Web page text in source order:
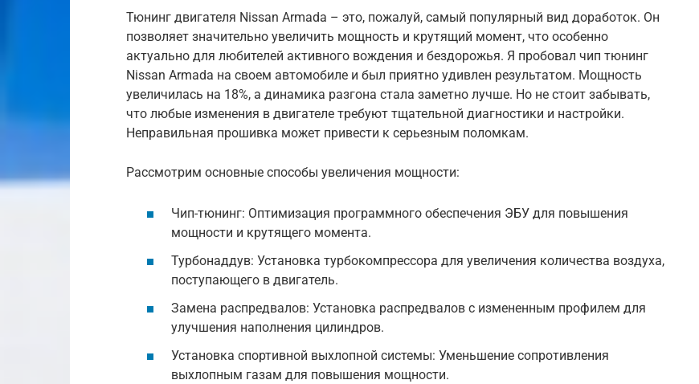
Тюнинг двигателя Nissan Armada – это, пожалуй, самый популярный вид доработок. Он
позволяет значительно увеличить мощность и крутящий момент, что особенно
актуально для любителей активного вождения и бездорожья. Я пробовал чип тюнинг
Nissan Armada на своем автомобиле и был приятно удивлен результатом. Мощность
увеличилась на 18%, а динамика разгона стала заметно лучше. Но не стоит забывать,
что любые изменения в двигателе требуют тщательной диагностики и настройки.
Неправильная прошивка может привести к серьезным поломкам.
Рассмотрим основные способы увеличения мощности:
Чип-тюнинг: Оптимизация программного обеспечения ЭБУ для повышения
мощности и крутящего момента.
Турбонаддув: Установка турбокомпрессора для увеличения количества воздуха,
поступающего в двигатель.
Замена распредвалов: Установка распредвалов с измененным профилем для
улучшения наполнения цилиндров.
Установка спортивной выхлопной системы: Уменьшение сопротивления
выхлопным газам для повышения мощности.